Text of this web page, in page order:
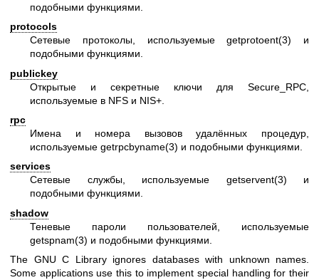
подобными функциями.
protocols
Сетевые протоколы, используемыеgetprotoent(3) и
подобными функциями.
publickey
Открытые и секретные ключи для Secure_RPC,
используемые в NFS и NIS+.
rpc
Имена и номера вызовов удалённых процедур,
используемые getrpcbyname(3) и подобными функциями.
services
Сетевые службы, используемые getservent(3) и
подобными функциями.
shadow
Теневые пароли пользователей, используемые
getspnam(3) и подобными функциями.
The GNU C Library ignores databases with unknown names.
Some applications use this to implement special handling for their